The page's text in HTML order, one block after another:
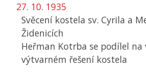
27. 10. 1935
Svěcení kostela sv. Cyrila a
Židenicích
Heřman Kotrba se podílel
výtvarném řešení kostela